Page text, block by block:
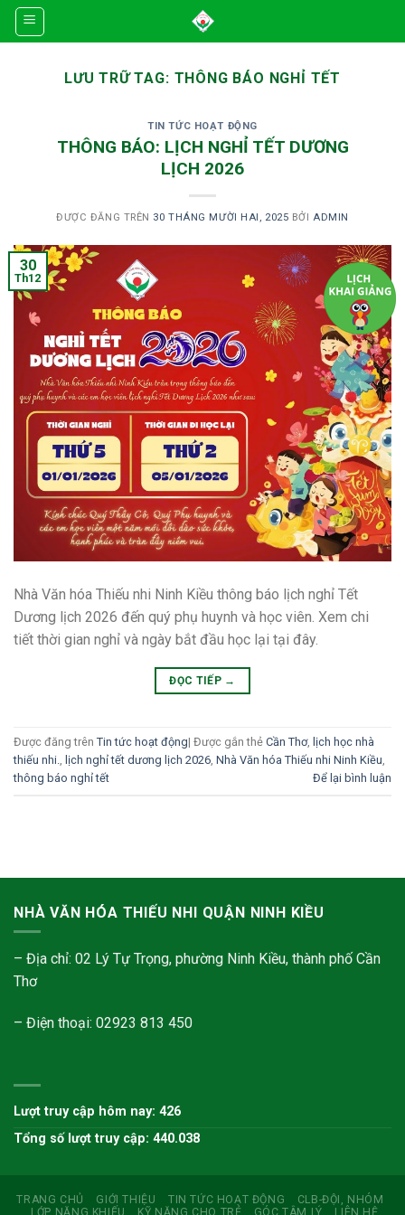
Skip
LƯU TRỮ TAG: THÔNG BÁO NGHỈ TẾT
TIN TỨC HOẠT ĐỘNG
THÔNG BÁO: LỊCH NGHỈ TẾT DƯƠNG
LỊCH 2026
ĐƯỢC ĐĂNG TRÊN 30 THÁNG MƯỜI HAI, 2025 BỞI ADMIN
30
Th12
Nhà Văn hóa Thiếu nhi Ninh Kiều thông báo lịch nghỉ Tết
Dương lịch 2026 đến quý phụ huynh và học viên. Xem chi
tiết thời gian nghỉ và ngày bắt đầu học lại tại đây.
ĐỌC TIẾP →
Được đăng trên Tin tức hoạt động| Được gắn thẻ Cần Thơ, lịch học nhà
thiếu nhi., lịch nghỉ tết dương lịch 2026, Nhà Văn hóa Thiếu nhi Ninh Kiều,
thông báo nghỉ tết
Để lại bình luận
NHÀ VĂN HÓA THIẾU NHI QUẬN NINH KIỀU
– Địa chỉ: 02 Lý Tự Trọng, phường Ninh Kiều, thành phố Cần
Thơ
– Điện thoại: 02923 813 450
Lượt truy cập hôm nay: 426
Tổng số lượt truy cập: 440.038
TRANG CHỦ GIỚI THIỆU TIN TỨC HOẠT ĐỘNG
CLB-ĐỘI, NHÓM